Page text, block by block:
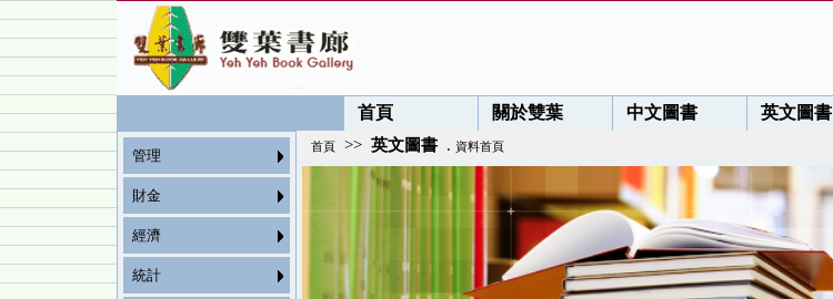
首頁 關於雙葉 中文圖書 英文圖書
管理
財金
經濟
統計
首頁 >> 英文圖書 . 資料首頁